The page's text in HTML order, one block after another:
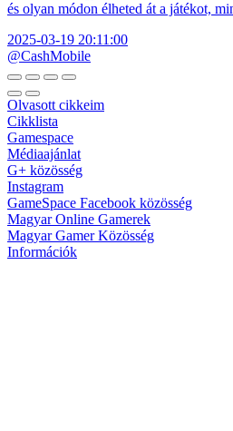
és olyan módon élheted át a játékot,
2025-03-19 20:11:00
@CashMobile
Olvasott cikkeim
Cikklista
Gamespace
Médiaajánlat
G+ közösség
Instagram
GameSpace Facebook közösség
Magyar Online Gamerek
Magyar Gamer Közösség
Információk